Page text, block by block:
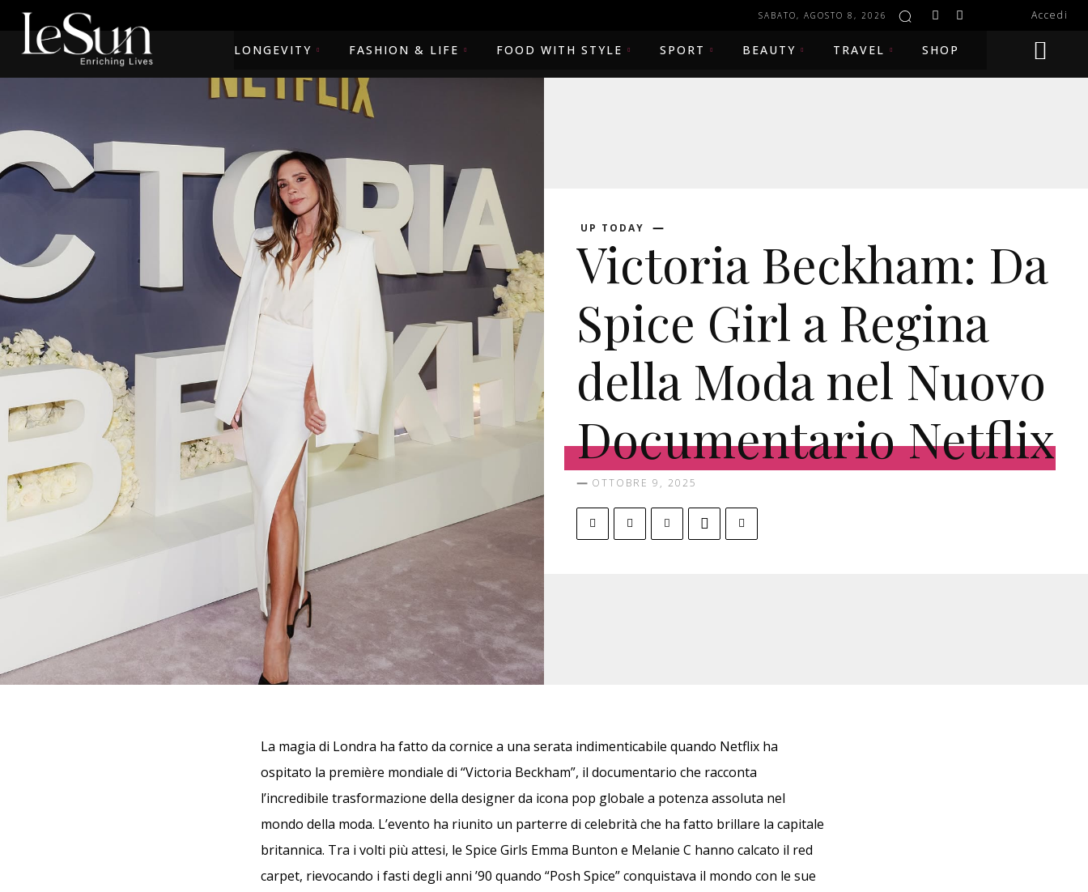
SABATO, AGOSTO 8, 2026 Accedi
LONGEVITY FASHION & LIFE FOOD WITH STYLE SPORT BEAUTY TRAVEL SHOP
UP TODAY
Victoria Beckham: Da
Spice Girl a Regina
della Moda nel Nuovo
Documentario Netflix
OTTOBRE 9, 2025
La magia di Londra ha fatto da cornice a una serata indimenticabile quando Netflix ha
ospitato la première mondiale di “Victoria Beckham”, il documentario che racconta
l’incredibile trasformazione della designer da icona pop globale a potenza assoluta nel
mondo della moda. L’evento ha riunito un parterre di celebrità che ha fatto brillare la capitale
britannica. Tra i volti più attesi, le Spice Girls Emma Bunton e Melanie C hanno calcato il red
carpet, rievocando i fasti degli anni ’90 quando “Posh Spice” conquistava il mondo con le sue